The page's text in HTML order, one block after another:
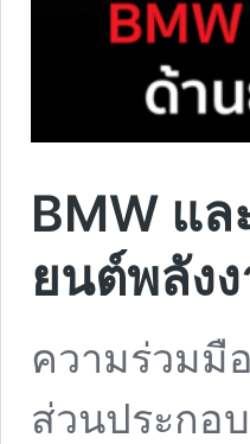
BMW แ
ยนต์พลัง
ความร่วมมื
ส่วนประกอ